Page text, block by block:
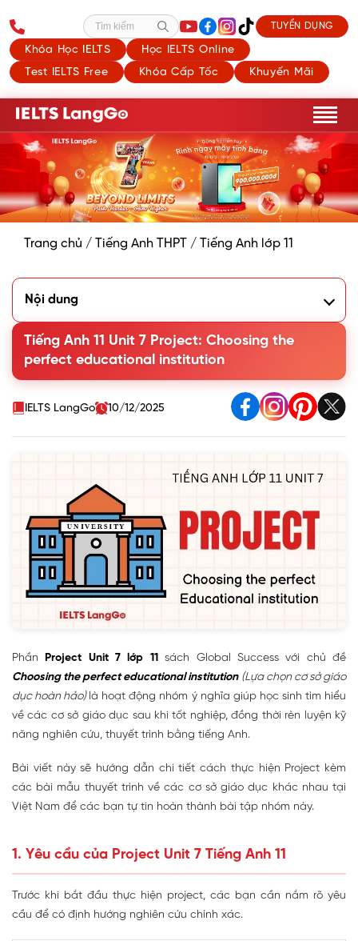
Khóa Học IELTS
Học IELTS Online
Test IELTS Free
Khóa Cấp Tốc Khuyến Mãi
Tìm kiếm TUYỂN DỤNG
Trang chủ / Tiếng Anh THPT / Tiếng Anh lớp 11
Nội dung
2. Bài mẫu thuyết trình cho Project Unit 7 lớp 11
Tiếng Anh 11 Unit 7 Project: Choosing the
perfect educational institution
IELTS LangGo 10/12/2025
Phần Project Unit 7 lớp 11
sách Global Success với chủ đề
Choosing the perfect educational institution (Lựa chọn cơ sở giáo
dục hoàn hảo) là hoạt động nhóm ý nghĩa giúp học sinh tìm hiểu
về các cơ sở giáo dục sau khi tốt nghiệp, đồng thời rèn luyện kỹ
năng nghiên cứu, thuyết trình bằng tiếng Anh.
Bài viết này sẽ hướng dẫn chi tiết cách thực hiện Project kèm
các bài mẫu thuyết trình về các cơ sở giáo dục khác nhau tại
Việt Nam để các bạn tự tin hoàn thành bài tập nhóm này.
1. Yêu cầu của Project Unit 7 Tiếng Anh 11
Trước khi bắt đầu thực hiện project, các bạn cần nắm rõ yêu
cầu để có định hướng nghiên cứu chính xác.